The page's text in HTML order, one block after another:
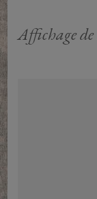
Affichage de